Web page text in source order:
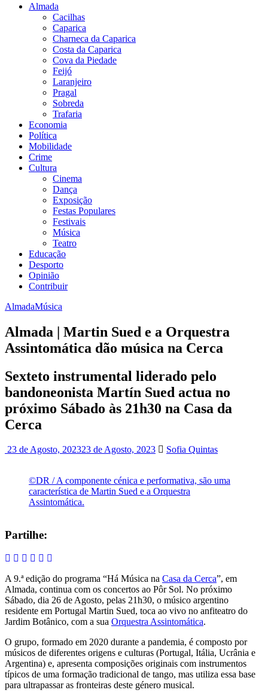
Almada
Cacilhas
Caparica
Charneca da Caparica
Costa da Caparica
Cova da Piedade
Feijó
Laranjeiro
Pragal
Sobreda
Trafaria
Economia
Política
Mobilidade
Crime
Cultura
Cinema
Dança
Exposição
Festas Populares
Festivais
Música
Teatro
Educação
Desporto
Opinião
Contribuir
AlmadaMúsica
Almada | Martin Sued e a Orquestra
Assintomática dão música na Cerca
Sexteto instrumental liderado pelo
bandoneonista Martín Sued actua no
próximo Sábado às 21h30 na Casa da
Cerca
23 de Agosto, 202323 de Agosto, 2023 Sofia Quintas
©DR / A componente cénica e performativa, são uma
característica de Martin Sued e a Orquestra
Assintomática.
Partilhe:
A 9.ª edição do programa “Há Música na Casa da Cerca”, em
Almada, continua com os concertos ao Pôr Sol. No próximo
Sábado, dia 26 de Agosto, pelas 21h30, o músico argentino
residente em Portugal Martin Sued, toca ao vivo no anfiteatro do
Jardim Botânico, com a sua Orquestra Assintomática.
O grupo, formado em 2020 durante a pandemia, é composto por
músicos de diferentes origens e culturas (Portugal, Itália, Ucrânia e
Argentina) e, apresenta composições originais com instrumentos
típicos de uma formação tradicional de tango, mas utiliza essa base
para ultrapassar as fronteiras deste género musical.